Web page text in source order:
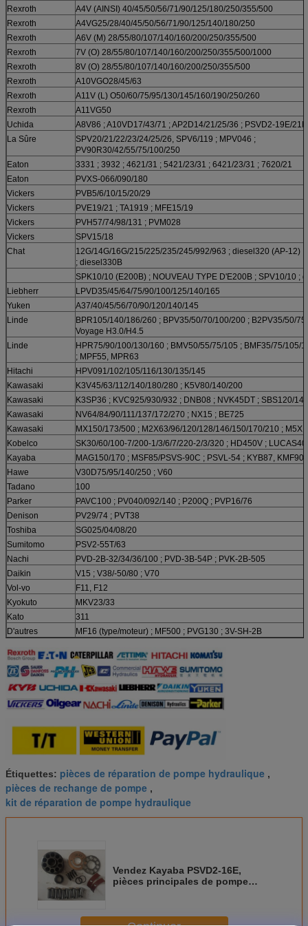
Rexroth
A4V (AINSI) 40/45/50/56/71/90/125/180/250/355/500
Rexroth
A4VG25/28/40/45/50/56/71/90/125/140/180/250
Rexroth
A6V (M) 28/55/80/107/140/160/200/250/355/500
Rexroth
7V (O) 28/55/80/107/140/160/200/250/355/500/1000
Rexroth
8V (O) 28/55/80/107/140/160/200/250/355/500
Rexroth
A10VGO28/45/63
Rexroth
A11V (L) O50/60/75/95/130/145/160/190/250/260
Rexroth
A11VG50
Uchida
A8V86 ; A10VD17/43/71 ; AP2D14/21/25/36 ; PSVD2-19E/
La Sûre
SPV20/21/22/23/24/25/26, SPV6/119 ; MPV046 ;
PV90R30/42/55/75/100/250
Eaton
3331 ; 3932 ; 4621/31 ; 5421/23/31 ; 6421/23/31 ; 7620/21
Eaton
PVXS-066/090/180
Vickers
PVB5/6/10/15/20/29
Vickers
PVE19/21 ; TA1919 ; MFE15/19
Vickers
PVH57/74/98/131 ; PVM028
Vickers
SPV15/18
Chat
12G/14G/16G/215/225/235/245/992/963 ; diesel320 (AP-12) ;
; diesel330B
SPK10/10 (E200B) ; NOUVEAU TYPE D'E200B ; SPV10/10 ;
Liebherr
LPVD35/45/64/75/90/100/125/140/165
Yuken
A37/40/45/56/70/90/120/140/145
Linde
BPR105/140/186/260 ; BPV35/50/70/100/200 ; B2PV35/50/
Voyage H3.0/H4.5
Linde
HPR75/90/100/130/160 ; BMV50/55/75/105 ; BMF35/75/105/
; MPF55, MPR63
Hitachi
HPV091/102/105/116/130/135/145
Kawasaki
K3V45/63/112/140/180/280 ; K5V80/140/200
Kawasaki
K3SP36 ; KVC925/930/932 ; DNB08 ; NVK45DT ; SBS120/140
Kawasaki
NV64/84/90/111/137/172/270 ; NX15 ; BE725
Kawasaki
MX150/173/500 ; M2X63/96/120/128/146/150/170/210 ;
Kobelco
SK30/60/100-7/200-1/3/6/7/220-2/3/320 ; HD450V ;
Kayaba
MAG150/170 ; MSF85/PSVS-90C ; PSVL-54 ; KYB87, KMF90
Hawe
V30D75/95/140/250 ; V60
Tadano
100
Parker
PAVC100 ; PV040/092/140 ; P200Q ; PVP16/76
Denison
PV29/74 ; PVT38
Toshiba
SG025/04/08/20
Sumitomo
PSV2-55T/63
Nachi
PVD-2B-32/34/36/100 ; PVD-3B-54P ; PVK-2B-505
Daikin
V15 ; V38/-50/80 ; V70
Vol-vo
F11, F12
Kyokuto
MKV23/33
Kato
311
D'autres
MF16 (type/moteur) ; MF500 ; PVG130 ; 3V-SH-2B
Étiquettes: pièces de réparation de pompe hydraulique ,
pièces de rechange de pompe ,
kit de réparation de pompe hydraulique
Vendez Kayaba PSVD2-16E,
pièces principales de pompe
rechange de pompe à piston de